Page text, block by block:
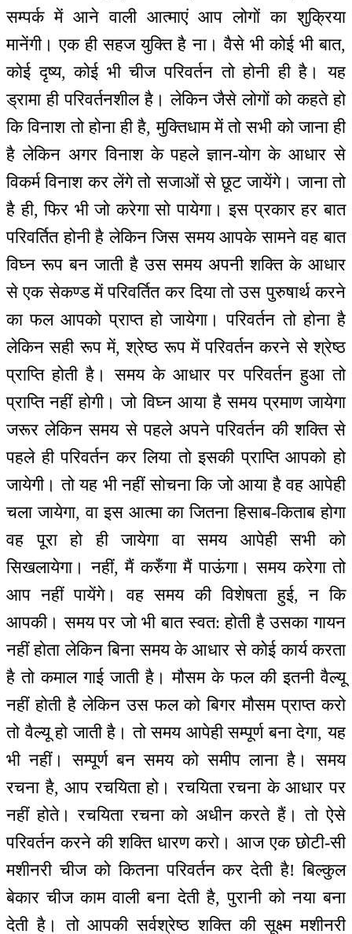
सम्पर्क में आने वाली आत्माएं आप लोगों का शुक्रिया
मानेंगी। एक ही सहज युक्ति है ना। वैसे भी कोई भी बात,
कोई दृष्य, कोई भी चीज परिवर्तन तो होनी ही है। यह
ड्रामा ही परिवर्तनशील है। लेकिन जैसे लोगों को कहते हो
कि विनाश तो होना ही है, मुक्तिधाम में तो सभी को जाना ही
है लेकिन अगर विनाश के पहले ज्ञान-योग के आधार से
विकर्म विनाश कर लेंगे तो सजाओं से छूट जायेंगे। जाना तो
है ही, फिर भी जो करेगा सो पायेगा। इस प्रकार हर बात
परिवर्तित होनी है लेकिन जिस समय आपके सामने वह बात
विघ्न रूप बन जाती है उस समय अपनी शक्ति के आधार
से एक सेकण्ड में परिवर्तित कर दिया तो उस पुरुषार्थ करने
का फल आपको प्राप्त हो जायेगा। परिवर्तन तो होना है
लेकिन सही रूप में, श्रेष्ठ रूप में परिवर्तन करने से श्रेष्ठ
प्राप्ति होती है। समय के आधार पर परिवर्तन हुआ तो
प्राप्ति नहीं होगी। जो विघ्न आया है समय प्रमाण जायेगा
जरूर लेकिन समय से पहले अपने परिवर्तन की शक्ति से
पहले ही परिवर्तन कर लिया तो इसकी प्राप्ति आपको हो
जायेगी। तो यह भी नहीं सोचना कि जो आया है वह आपेही
चला जायेगा, वा इस आत्मा का जितना हिसाब-किताब होगा
वह पूरा हो ही जायेगा वा समय आपेही सभी को
सिखलायेगा। नहीं, मैं करुँगा मैं पाऊंगा। समय करेगा तो
आप नहीं पायेंगे। वह समय की विशेषता हुई, न कि
आपकी। समय पर जो भी बात स्वत: होती है उसका गायन
नहीं होता लेकिन बिना समय के आधार से कोई कार्य करता
है तो कमाल गाई जाती है। मौसम के फल की इतनी वैल्यू
नहीं होती है लेकिन उस फल को बिगर मौसम प्राप्त करो
तो वैल्यू हो जाती है। तो समय आपेही सम्पूर्ण बना देगा, यह
भी नहीं। सम्पूर्ण बन समय को समीप लाना है। समय
रचना है, आप रचयिता हो। रचयिता रचना के आधार पर
नहीं होते। रचयिता रचना को अधीन करते हैं। तो ऐसे
परिवर्तन करने की शक्ति धारण करो। आज एक छोटी-सी
मशीनरी चीज को कितना परिवर्तन कर देती है! बिल्कुल
बेकार चीज काम वाली बना देती है, पुरानी को नया बना
देती है। तो आपकी सर्वश्रेष्ठ शक्ति की सूक्ष्म मशीनरी